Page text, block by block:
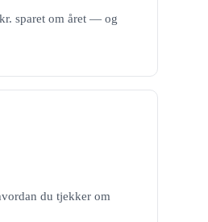
sparet om året — og
du tjekker om